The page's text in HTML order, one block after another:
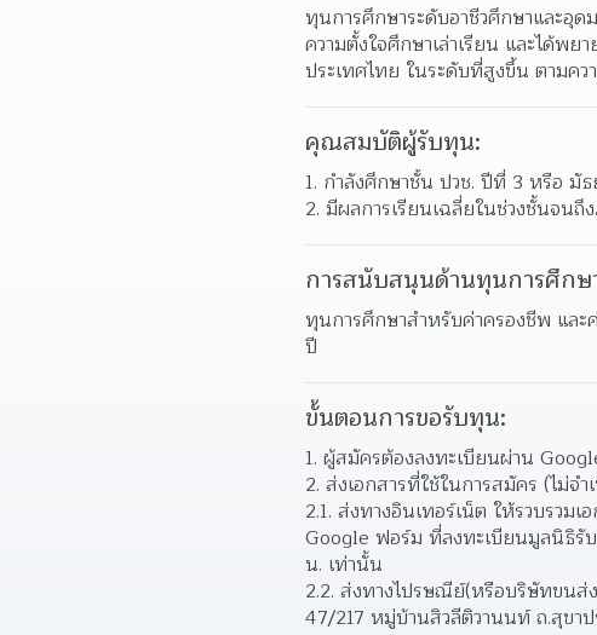
ทุนการศึกษาระดับอาชีวศึกษาและ
ความตั้งใจศึกษาเล่าเรียน และได้พ
ประเทศไทย ในระดับที่สูงขึ้น ตามค
คุณสมบัติผู้รับทุน:
กําลังศึกษาชั้น ปวช. ปีที่ 3 หรือ มั
มีผลการเรียนเฉลี่ยในช่วงชั้นจนถึ
การสนับสนุนด้านทุนการศึกษ
ทุนการศึกษาสําหรับค่าครองชีพ แล
ปี
ขั้นตอนการขอรับทุน:
ผู้สมัครต้องลงทะเบียนผ่าน
ส่งเอกสารที่ใช้ในการสมัคร (ไม่จํ
2.1. ส่งทางอินเทอร์เน็ต ให้รวบรว
Google ฟอร์ม ที่ลงทะเบียนมูลนิธิรั
น. เท่านั้น
2.2. ส่งทางไปรษณีย์(หรือบริษัทขน
47/217 หมู่บ้านสิวลีติวานนท์ ถ.สุขา